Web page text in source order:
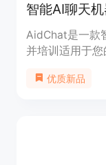
智能AI聊天机
AidChat是一款
并培训适用于
业务相关的任
优质新品